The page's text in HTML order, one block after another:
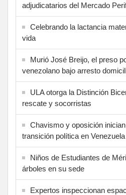
adjudicatarios del Mercado
Celebrando la lactancia
vida
Murió José Breijo, el preso
venezolano bajo arresto
ULA otorga la Distinción
rescate y socorristas
Chavismo y oposición
transición política en Venezuela
Niños de Estudiantes de
árboles en su sede
Expertos inspeccionan